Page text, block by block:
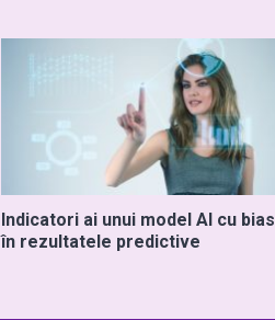
Indicatori ai unui model AI cu bias
în rezultatele predictive